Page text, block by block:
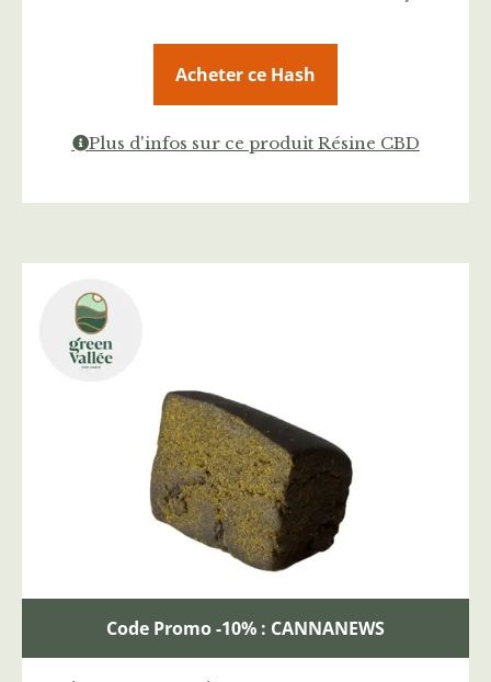
Acheter ce Hash
Plus d'infos sur ce produit Résine CBD
Code Promo -10% : CANNANEWS